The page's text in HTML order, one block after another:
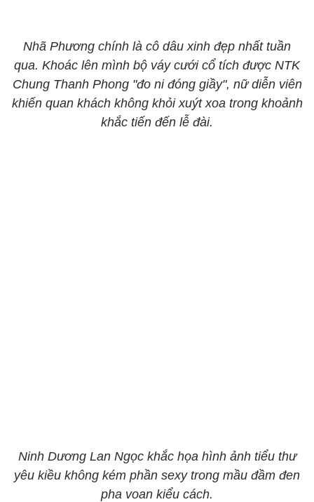
Nhã Phương chính là cô dâu xinh đẹp nhất tuần
qua. Khoác lên mình bộ váy cưới cổ tích được NTK
Chung Thanh Phong "đo ni đóng giầy", nữ diễn viên
khiến quan khách không khỏi xuýt xoa trong khoảnh
khắc tiến đến lễ đài.
Ninh Dương Lan Ngọc khắc họa hình ảnh tiểu thư
yêu kiều không kém phần sexy trong mầu đầm đen
pha voan kiểu cách.